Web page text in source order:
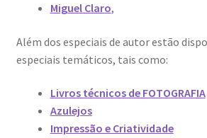
O Passeio da Luz
Passeando pela Indochina…
Pequenos Outonos
Playboy World, de Ana Dias
Miguel Claro,
Além dos especiais de autor estão
especiais temáticos, tais como:
Livros técnicos de FOTOGRAFIA
Azulejos
Impressão e Criatividade